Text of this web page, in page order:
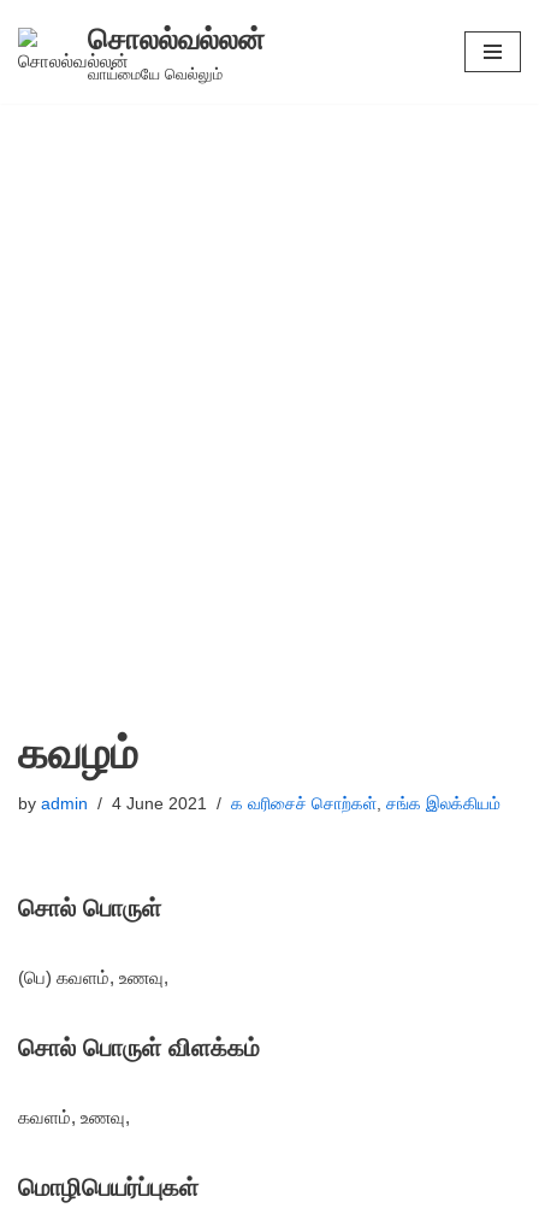
Skip
சொலல்வல்லன்
வாய்மையே வெல்லும்
கவழம்
by admin 4 June 2021 க வரிசைச் சொற்கள், சங்க இலக்கியம்
சொல் பொருள்
(பெ) கவளம், உணவு,
சொல் பொருள் விளக்கம்
கவளம், உணவு,
மொழிபெயர்ப்புகள்